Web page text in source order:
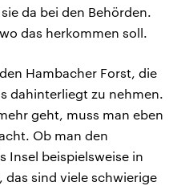
da bei den Behörden.
das herkommen soll.
Hambacher Forst, die
dahinterliegt zu nehmen.
geht, muss man eben
Ob man den
Insel beispielsweise in
das sind viele schwierige